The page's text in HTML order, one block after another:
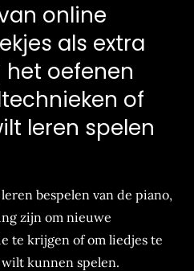
online
als extra
oefenen
of
leren spelen
bespelen van de piano,
zijn om nieuwe
te krijgen of om liedjes te
kunnen spelen.